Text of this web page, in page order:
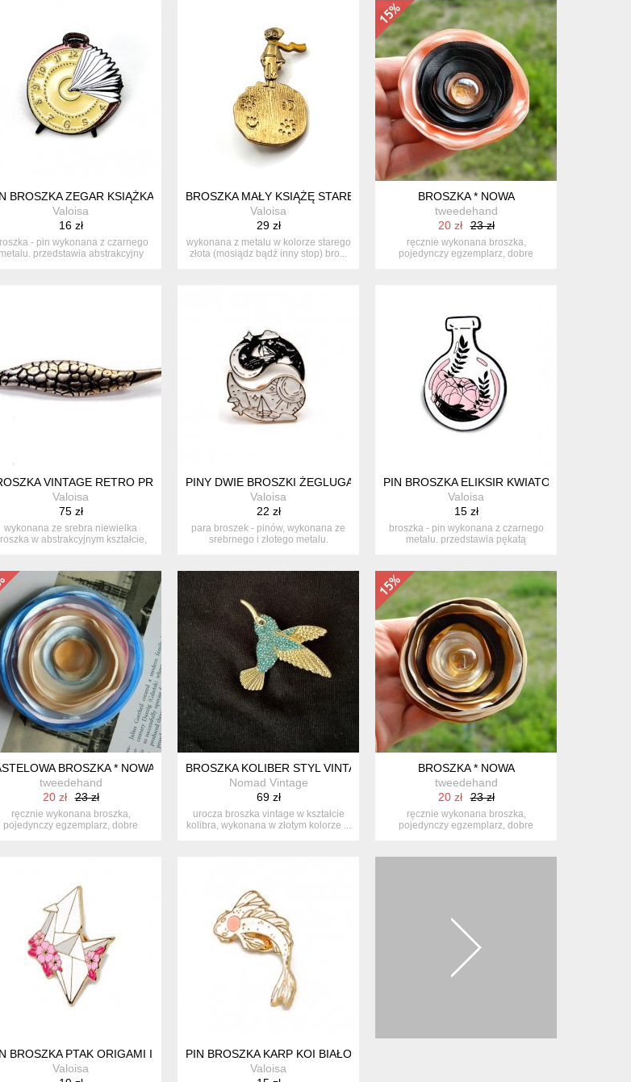
BROSZKA ZEGAR KSIĄŻKA DLA MIŁOŚNIKÓW CZYTANIA
Valoisa
16 zł
- pin wykonana z czarnego
metalu. przedstawia abstrakcyjny
BROSZKA MAŁY KSIĄŻĘ STARE ZŁOTO EMALIA
Valoisa
29 zł
wykonana z metalu w kolorze starego
złota (mosiądz bądź inny stop) bro...
BROSZKA * NOWA
tweedehand
20 zł
23 zł
ręcznie wykonana broszka,
pojedynczy egzemplarz, dobre
60. BOHEMIA VINTAGE
VINTAGE RETRO PRL ARTYSTYCZNA SREBRO 800
Valoisa
75 zł
wykonana ze srebra niewielka
w abstrakcyjnym kształcie,
PINY DWIE BROSZKI ŻEGLUGA DZIEŃ I NOC
Valoisa
22 zł
para broszek - pinów, wykonana ze
srebrnego i złotego metalu.
PIN BROSZKA ELIKSIR KWIATOWY ALCHEMIA
Valoisa
15 zł
broszka - pin wykonana z czarnego
metalu. przedstawia pękatą
BROSZKA * NOWA
tweedehand
20 zł
23 zł
ręcznie wykonana broszka,
pojedynczy egzemplarz, dobre
BROSZKA KOLIBER STYL VINTAGE Z TURKUSOWYMI KRYSZTAŁKAMI | ZŁOTY
Nomad Vintage
69 zł
urocza broszka vintage w kształcie
kolibra, wykonana w złotym kolorze ...
BROSZKA * NOWA
tweedehand
20 zł
23 zł
ręcznie wykonana broszka,
pojedynczy egzemplarz, dobre
BROSZKA PTAK ORIGAMI I KWIATY
Valoisa
PIN BROSZKA KARP KOI BIAŁO RÓŻOWY
Valoisa